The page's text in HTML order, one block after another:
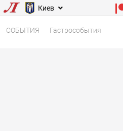
Киев
СОБЫТИЯ Гастрособытия